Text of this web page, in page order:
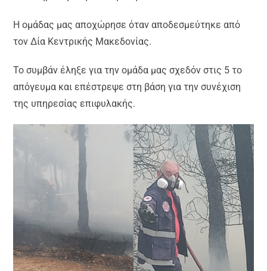
Η ομάδας μας αποχώρησε όταν αποδεσμεύτηκε από
τον Δία Κεντρικής Μακεδονίας.
Το συμβάν έληξε για την ομάδα μας σχεδόν στις 5 το
απόγευμα και επέστρεψε στη βάση για την συνέχιση
της υπηρεσίας επιφυλακής.